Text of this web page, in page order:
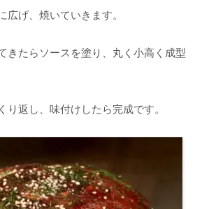
広げ、焼いていきます。
きたらソースを塗り、丸く小高く成型
り返し、味付けしたら完成です。